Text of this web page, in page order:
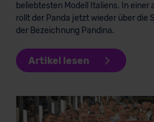
beliebtesten Modell Italiens. In
rollt der Panda jetzt wieder über die
der Bezeichnung Pandina.
Artikel lesen